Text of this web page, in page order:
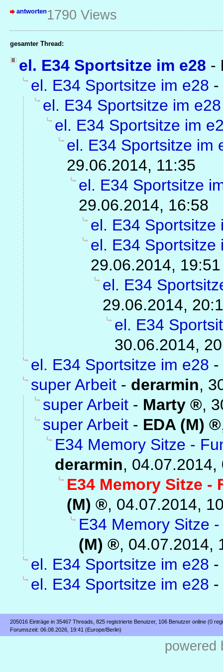
antworten1790 Views
gesamter Thread:
el. E34 Sportsitze im e28 -
el. E34 Sportsitze im e28 -
el. E34 Sportsitze im e28
el. E34 Sportsitze im
el. E34 Sportsitze im
29.06.2014, 11:35
el. E34 Sportsitze
29.06.2014, 16:58
el. E34 Sportsitze
el. E34 Sportsitze
29.06.2014, 19:51
el. E34
29.06.2014,
el. E34
30.06.2014,
el. E34 Sportsitze im e28 -
super Arbeit - derarmin,
super Arbeit - Marty ,
super Arbeit - EDA (M)
E34 Memory Sitze -
derarmin, 04.07.2014,
E34 Memory Sitze
(M)
, 04.07.2014,
E34 Memory Sitze
(M)
, 04.07.2014,
el. E34 Sportsitze im e28 -
el. E34 Sportsitze im e28 -
205016 Einträge in 35467 Threads, 825 registrierte Benutzer, 106 Benutzer online (0
Forumszeit: 06.08.2026, 19:41 (Europe/Berlin)
powered